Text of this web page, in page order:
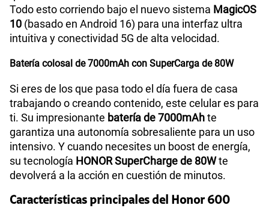
Todo esto corriendo bajo el nuevo sistema MagicOS
10 (basado en Android 16) para una interfaz ultra
intuitiva y conectividad 5G de alta velocidad.
Batería colosal de 7000mAh con SuperCarga de 80W
Si eres de los que pasa todo el día fuera de casa
trabajando o creando contenido, este celular es para
ti. Su impresionante batería de 7000mAhte
garantiza una autonomía sobresaliente para un uso
intensivo. Y cuando necesites un boost de energía,
su tecnología HONOR SuperCharge de 80Wte
devolverá a la acción en cuestión de minutos.
Características principales del Honor 600